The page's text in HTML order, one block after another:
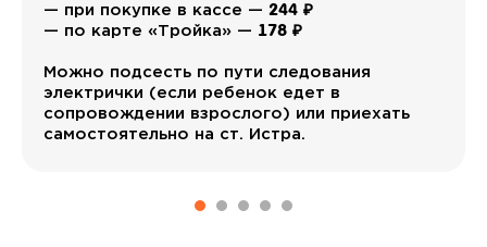
— при покупке в кассе — 244 ₽
— по карте «Тройка» — 178 ₽
Можно подсесть по пути следования
электрички (если ребенок едет в
сопровождении взрослого) или приехать
самостоятельно на ст. Истра.